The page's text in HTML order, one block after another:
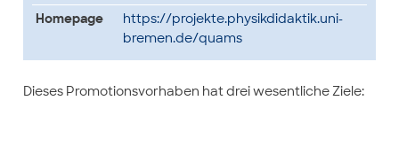
Homepage
https://projekte.physikdidaktik.uni-
bremen.de/quams
Dieses Promotionsvorhaben hat drei wesentliche Ziele: